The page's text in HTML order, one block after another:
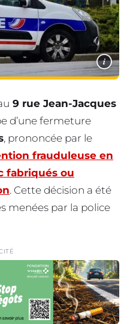
i
9 rue Jean-Jacques
d’une fermeture
, prononcée par le
frauduleuse en
fabriqués ou
. Cette décision a été
menées par la police